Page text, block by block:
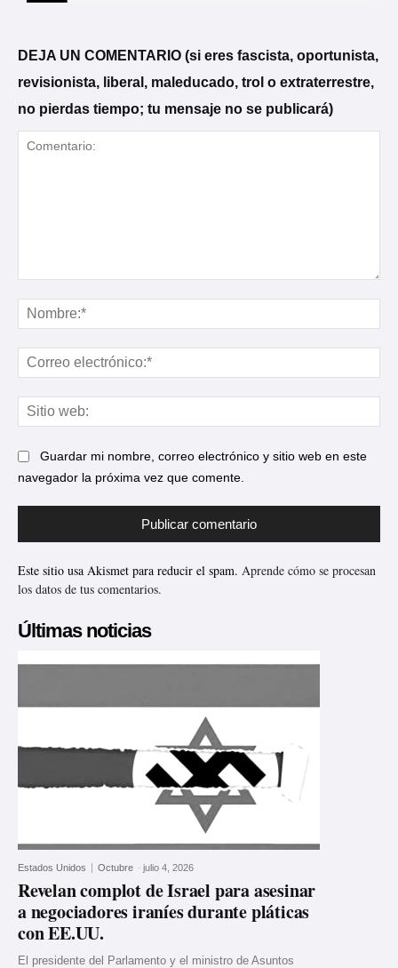
DEJA UN COMENTARIO (si eres fascista, oportunista,
revisionista, liberal, maleducado, trol o extraterrestre,
no pierdas tiempo; tu mensaje no se publicará)
Guardar mi nombre, correo electrónico y sitio web en este
navegador la próxima vez que comente.
Este sitio usa Akismet para reducir el spam. Aprende cómo se procesan
los datos de tus comentarios.
Últimas noticias
Estados Unidos Octubre - julio 4, 2026
Revelan complot de Israel para asesinar
a negociadores iraníes durante pláticas
con EE.UU.
El presidente del Parlamento y el ministro de Asuntos